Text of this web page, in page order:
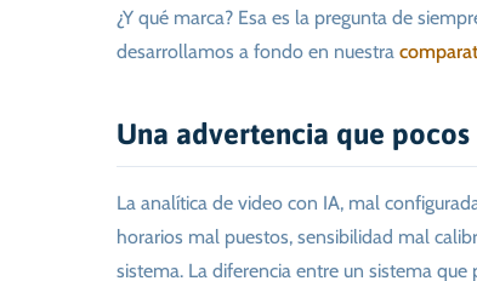
¿Y qué marca? Esa es la pregunta de
desarrollamos a fondo en nuestra
Una advertencia que
La analítica de video con IA, mal
horarios mal puestos, sensibilidad mal
sistema. La diferencia entre un sistema